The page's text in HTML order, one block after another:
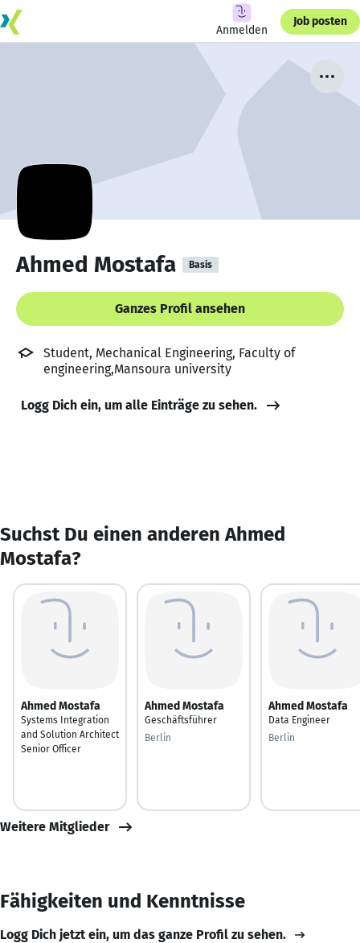
Anmelden
Job posten
Ahmed Mostafa Basis
Ganzes Profil ansehen
Student, Mechanical Engineering, Faculty of
engineering,Mansoura university
Logg Dich ein, um alle Einträge zu sehen.
Suchst Du einen anderen Ahmed
Mostafa?
Ahmed Mostafa
Systems Integration
and Solution Architect
Senior Officer
Ahmed Mostafa
Geschäftsführer
Berlin
Ahmed Mostafa
Data Engineer
Berlin
Weitere Mitglieder
Fähigkeiten und Kenntnisse
Logg Dich jetzt ein, um das ganze Profil zu sehen.